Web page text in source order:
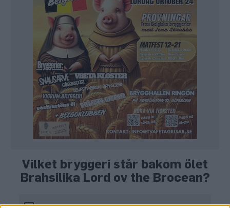
Vilket bryggeri står bakom ölet
Brahsilika Lord ov the Brocean?